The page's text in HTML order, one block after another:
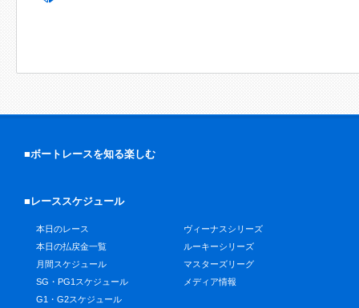
■ボートレースを知る楽しむ
■レーススケジュール
本日のレース
本日の払戻金一覧
月間スケジュール
SG・PG1スケジュール
G1・G2スケジュール
ヴィーナスシリーズ
ルーキーシリーズ
マスターズリーグ
メディア情報